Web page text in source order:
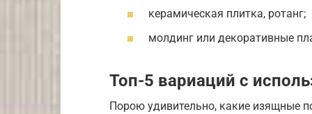
керамическая плитка, ротанг;
молдинг или декоративные
Топ-5 вариаций с
Порою удивительно, какие изящные